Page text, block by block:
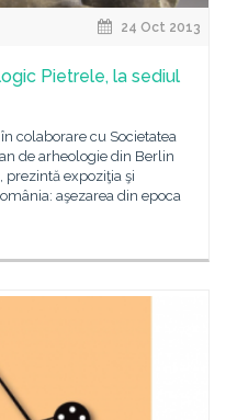
24 Oct 2013
Pietrele, la sediul
colaborare cu Societatea
de arheologie din Berlin
prezintă expoziţia şi
aşezarea din epoca